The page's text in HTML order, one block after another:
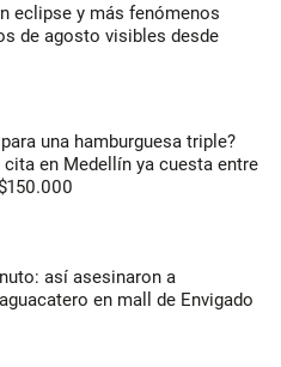
eclipse y más fenómenos
de agosto visibles desde
una hamburguesa triple?
cita en Medellín ya cuesta entre
así asesinaron a
en mall de Envigado